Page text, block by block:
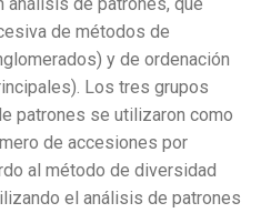
de métodos de
y de ordenación
Los tres grupos
patrones se utilizaron como
de accesiones por
al método de diversidad
el análisis de patrones